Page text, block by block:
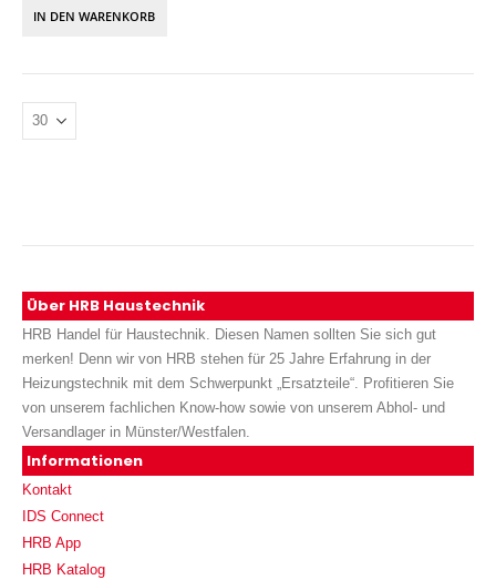
IN DEN WARENKORB
Über HRB Haustechnik
HRB Handel für Haustechnik. Diesen Namen sollten Sie sich gut
merken! Denn wir von HRB stehen für 25 Jahre Erfahrung in der
Heizungstechnik mit dem Schwerpunkt „Ersatzteile“. Profitieren Sie
von unserem fachlichen Know-how sowie von unserem Abhol- und
Versandlager in Münster/Westfalen.
Informationen
Kontakt
IDS Connect
HRB App
HRB Katalog